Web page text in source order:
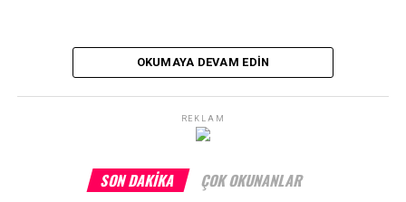
OKUMAYA DEVAM EDIN
REKLAM
SON DAKIKA ÇOK OKUNANLAR